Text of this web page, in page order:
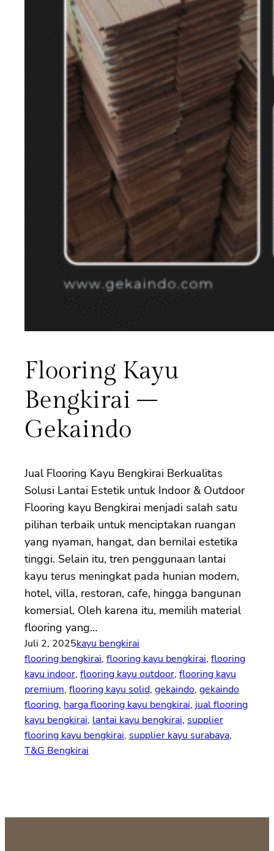
Flooring Kayu
Bengkirai –
Gekaindo
Jual Flooring Kayu Bengkirai Berkualitas
Solusi Lantai Estetik untuk Indoor & Outdoor
Flooring kayu Bengkirai menjadi salah satu
pilihan terbaik untuk menciptakan ruangan
yang nyaman, hangat, dan bernilai estetika
tinggi. Selain itu, tren penggunaan lantai
kayu terus meningkat pada hunian modern,
hotel, villa, restoran, cafe, hingga bangunan
komersial. Oleh karena itu, memilih material
flooring yang…
Juli 2, 2025kayu bengkirai
flooring bengkirai, flooring kayu bengkirai, flooring
kayu indoor, flooring kayu outdoor, flooring kayu
premium, flooring kayu solid, gekaindo, gekaindo
flooring, harga flooring kayu bengkirai, jual flooring
kayu bengkirai, lantai kayu bengkirai, supplier
flooring kayu bengkirai, supplier kayu surabaya
T&G Bengkirai